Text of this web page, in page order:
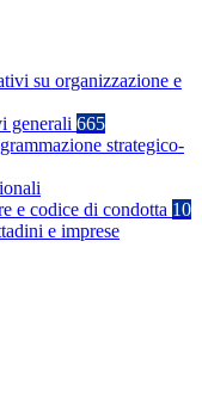
su organizzazione e
generali 665
strategico-
e codice di condotta 10
e imprese